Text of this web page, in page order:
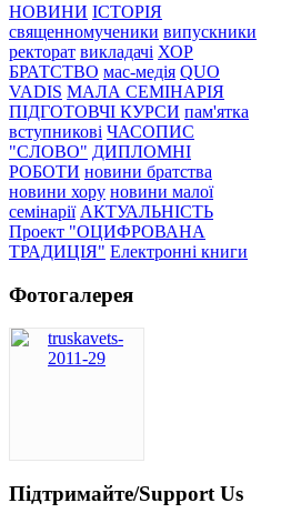
НОВИНИ ІСТОРІЯ
священномученики випускники
ректорат викладачі ХОР
БРАТСТВО мас-медія QUO
VADIS МАЛА СЕМІНАРІЯ
ПІДГОТОВЧІ КУРСИ пам'ятка
вступникові ЧАСОПИС
"СЛОВО" ДИПЛОМНІ
РОБОТИ новини братства
новини хору новини малої
семінарії АКТУАЛЬНІСТЬ
Проект "ОЦИФРОВАНА
ТРАДИЦІЯ" Електронні книги
Фотогалерея
Підтримайте/Support Us